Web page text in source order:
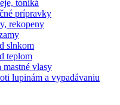
tóniká
prípravky
rekopeny
slnkom
teplom
vlasy
lupinám a vypadávaniu